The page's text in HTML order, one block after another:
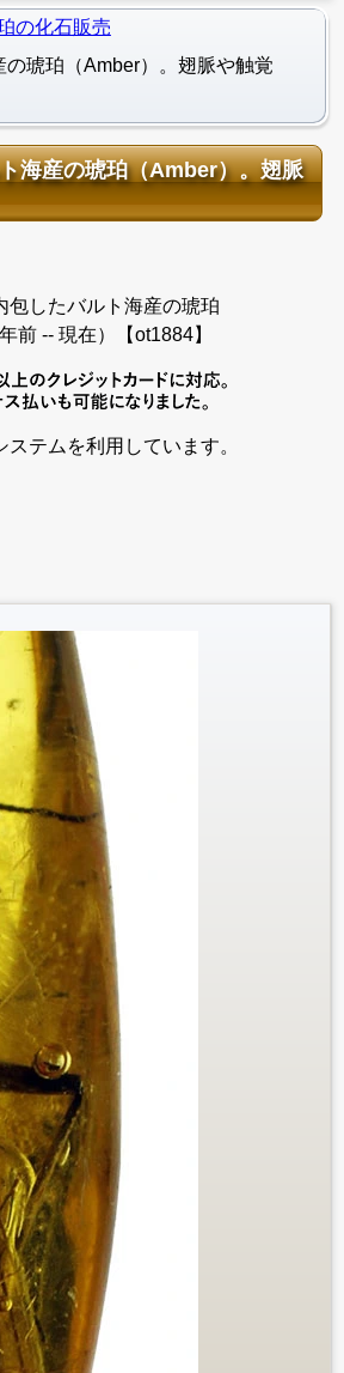
の化石販売
琥珀（Amber）。翅脈や触覚
海産の琥珀（Amber）。翅脈
包したバルト海産の琥珀
前 -- 現在）【ot1884】
テムを利用しています。